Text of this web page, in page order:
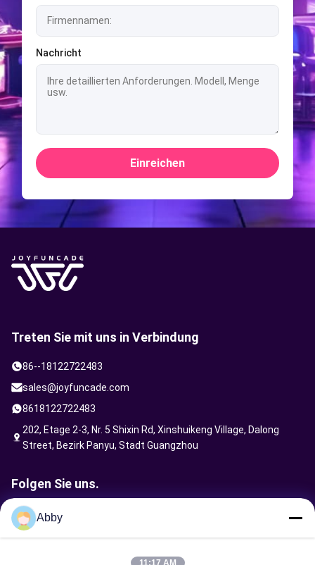
Nachricht
Einreichen
Treten Sie mit uns in Verbindung
86--18122722483
sales@joyfuncade.com
8618122722483
202, Etage 2-3, Nr. 5 Shixin Rd, Xinshuikeng Village, Dalong
Street, Bezirk Panyu, Stadt Guangzhou
Folgen Sie uns.
Abby
11:17 AM